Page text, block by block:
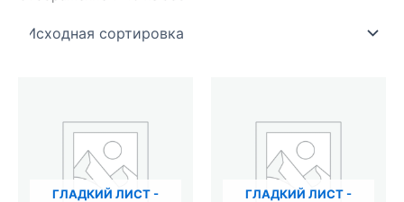
ГЛАДКИЙ ЛИСТ -
ГЛАДКИЙ ЛИСТ -